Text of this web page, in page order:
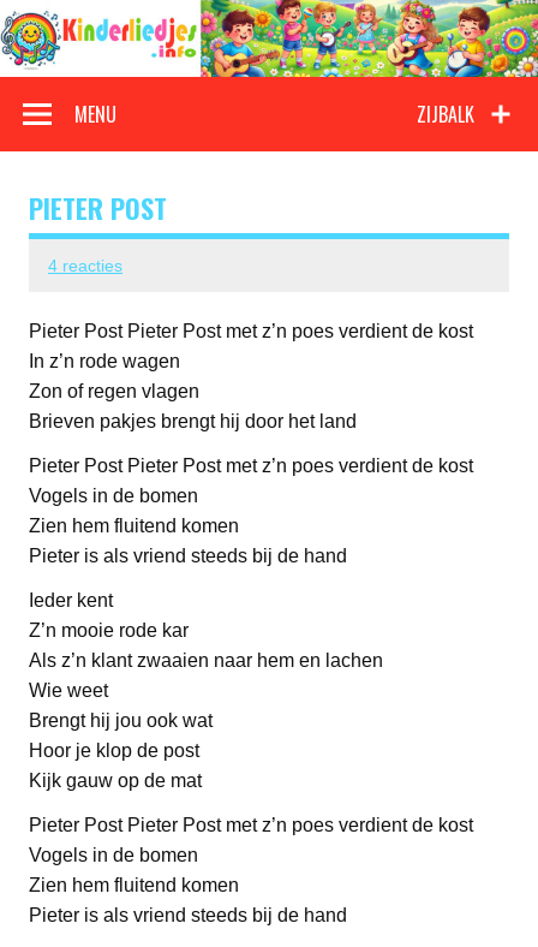
Doorgaan
naar
inhoud
Kinderliedjes
ZIJBALK
MENU
PIETER POST
4 reacties
Pieter Post Pieter Post met z’n poes verdient de kost
In z’n rode wagen
Zon of regen vlagen
Brieven pakjes brengt hij door het land
Pieter Post Pieter Post met z’n poes verdient de kost
Vogels in de bomen
Zien hem fluitend komen
Pieter is als vriend steeds bij de hand
Ieder kent
Z’n mooie rode kar
Als z’n klant zwaaien naar hem en lachen
Wie weet
Brengt hij jou ook wat
Hoor je klop de post
Kijk gauw op de mat
Pieter Post Pieter Post met z’n poes verdient de kost
Vogels in de bomen
Zien hem fluitend komen
Pieter is als vriend steeds bij de hand